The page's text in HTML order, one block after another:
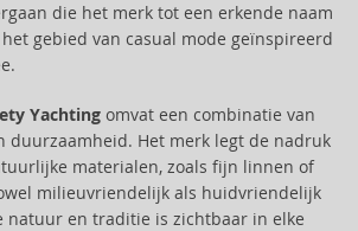
die het merk tot een erkende naam
gebied van casual mode geïnspireerd
Yachting omvat een combinatie van
duurzaamheid. Het merk legt de nadruk
materialen, zoals fijn linnen of
milieuvriendelijk als huidvriendelijk
natuur en traditie is zichtbaar in elke